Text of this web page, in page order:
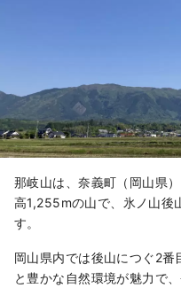
那岐山は、奈義町（岡山県
高1,255mの山で、氷ノ山後
す。
岡山県内では後山につぐ2
と豊かな自然環境が魅力で